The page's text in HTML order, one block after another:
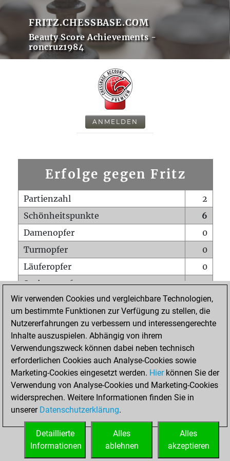
FRITZ.CHESSBASE.COM
Beauty Score Achievements -
roncruz1984
ANMELDEN
Erfolge gegen Fritz
Partienzahl
2
Schönheitspunkte
6
Damenopfer
0
Turmopfer
0
Läuferopfer
0
Springeropfer
0
Bauernopfer
0
Matt auf vollem Brett
0
Bauer setzt Matt
Erstickte Matts
Unterverwandlungen
0
Türme auf der siebten
0
STARTSEITE
Wir verwenden Cookies und vergleichbare Technologien,
um bestimmte Funktionen zur Verfügung zu stellen, die
Nutzererfahrungen zu verbessern und interessengerechte
Inhalte auszuspielen. Abhängig von ihrem
Verwendungszweck können dabei neben technisch
erforderlichen Cookies auch Analyse-Cookies sowie
Marketing-Cookies eingesetzt werden. Hierkönnen Sie der
Verwendung von Analyse-Cookies und Marketing-Cookies
widersprechen. Weitere Informationen finden Sie in
unserer Datenschutzerklärung.
Alles
akzeptieren
Alles
ablehnen
Detaillierte
Informationen